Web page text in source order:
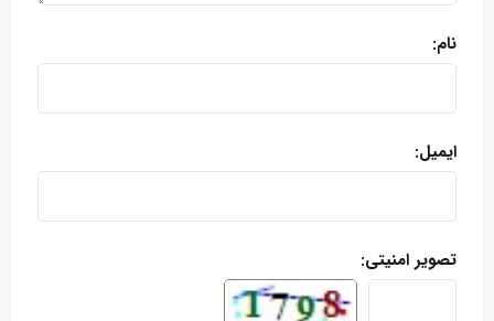
نام:
ایمیل:
تصویر امنیتی: